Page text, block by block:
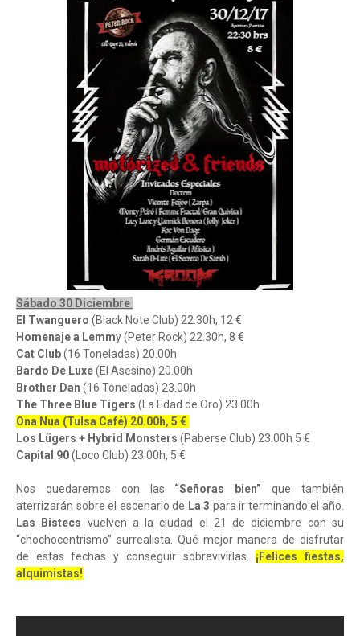
Sábado 30 Diciembre
El Twanguero (Black Note Club) 22.30h, 12 €
Homenaje a Lemmy (Peter Rock) 22.30h, 8 €
Cat Club(16 Toneladas) 20.00h
Bardo De Luxe(El Asesino) 20.00h
Brother Dan (16 Toneladas) 23.00h
The Three Blue Tigers (La Edad de Oro) 23.00h
Ona Nua (Tulsa Café) 20.00h, 5 €
Los Lügers + Hybrid Monsters (Paberse Club) 23.00h 5 €
Capital 90(Loco Club) 23.00h, 5 €
Nos quedaremos con las “Señoras bien” que también
aterrizarán sobre el escenario de La 3 para ir terminando el año.
Las Bistecs vuelven a la ciudad el 21 de diciembre con su
“chochocentrismo” surrealista. Qué mejor manera de disfrutar
de estas fechas y conseguir sobrevivirlas. ¡Felices fiestas,
alquimistas!